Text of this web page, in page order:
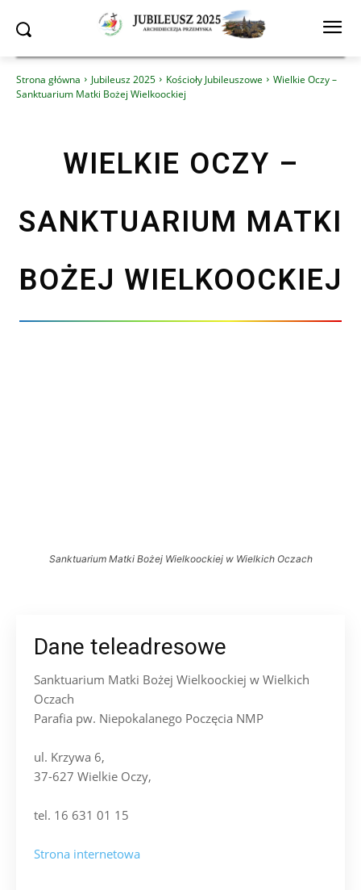
Strona główna Jubileusz 2025 Kościoły Jubileuszowe
Wielkie Oczy –
Sanktuarium Matki Bożej Wielkoockiej
WIELKIE OCZY –
SANKTUARIUM MATKI
BOŻEJ WIELKOOCKIEJ
Sanktuarium Matki Bożej Wielkoockiej w Wielkich Oczach
Dane teleadresowe
Sanktuarium Matki Bożej Wielkoockiej w Wielkich
Oczach
Parafia pw. Niepokalanego Poczęcia NMP
ul. Krzywa 6,
37-627 Wielkie Oczy,
tel. 16 631 01 15
Strona internetowa